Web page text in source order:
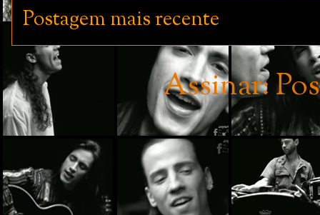
Postagem mais recente
Assinar: